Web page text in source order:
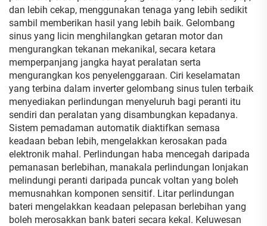
dan lebih cekap, menggunakan tenaga yang lebih sedikit
sambil memberikan hasil yang lebih baik. Gelombang
sinus yang licin menghilangkan getaran motor dan
mengurangkan tekanan mekanikal, secara ketara
memperpanjang jangka hayat peralatan serta
mengurangkan kos penyelenggaraan. Ciri keselamatan
yang terbina dalam inverter gelombang sinus tulen terbaik
menyediakan perlindungan menyeluruh bagi peranti itu
sendiri dan peralatan yang disambungkan kepadanya.
Sistem pemadaman automatik diaktifkan semasa
keadaan beban lebih, mengelakkan kerosakan pada
elektronik mahal. Perlindungan haba mencegah daripada
pemanasan berlebihan, manakala perlindungan lonjakan
melindungi peranti daripada puncak voltan yang boleh
memusnahkan komponen sensitif. Litar perlindungan
bateri mengelakkan keadaan pelepasan berlebihan yang
boleh merosakkan bank bateri secara kekal. Keluwesan